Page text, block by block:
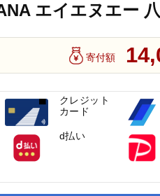
エイエヌエー
寄付額
クレジット
カード
d払い